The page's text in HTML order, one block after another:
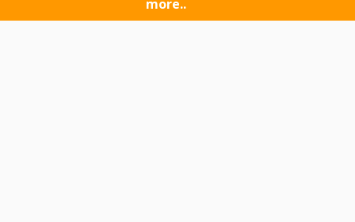
more..